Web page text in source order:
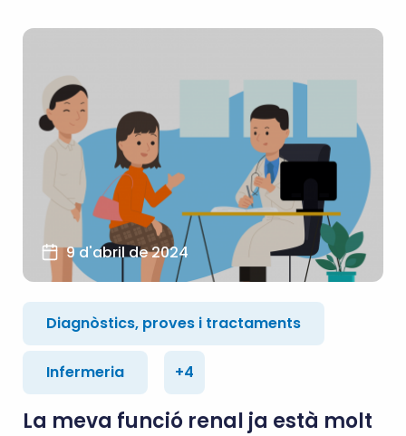
9 d'abril de 2024
Diagnòstics, proves i tractaments
Infermeria +4
La meva funció renal ja està molt